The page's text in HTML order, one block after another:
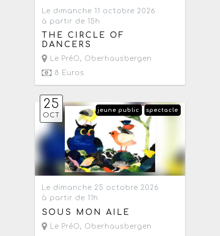
Le dimanche 11 octobre 2026
à partir de 15h
THE CIRCLE OF
DANCERS
Le PréO, Oberhausbergen
8 Euros
25
OCT
spectacle
jeune public
Le dimanche 25 octobre 2026
à partir de 11h
SOUS MON AILE
Le PréO, Oberhausbergen